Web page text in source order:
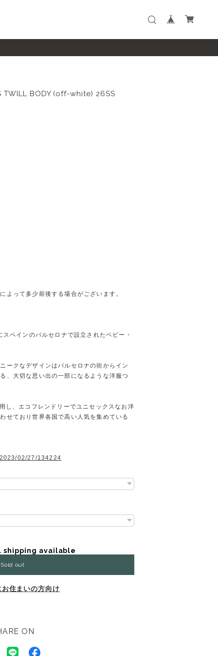
TWILL BODY (off-white) 26SS
って多少前後する場合がございます。
ペインのバルセロナで設立されたベビー・
ークなデザインはバルセロナの街からイン
、大切な思い出の一部になるような洋服つ
、エコフレンドリーでユニセックスなお洋
せており世界各国で高い人気を集めている
02/27/134224
available
Sold out
住まいの方向け
ON